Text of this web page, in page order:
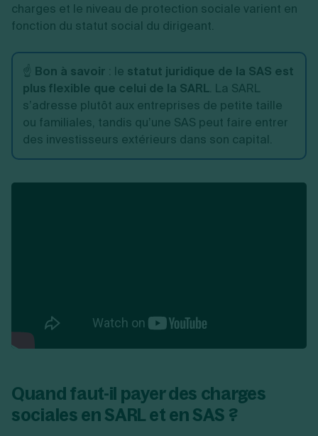
charges et le niveau de protection sociale varient en
fonction du statut social du dirigeant.
☝️ Bon à savoir : le statut juridique de la SAS est
plus flexible que celui de la SARL. La SARL
s’adresse plutôt aux entreprises de petite taille
ou familiales, tandis qu’une SAS peut faire entrer
des investisseurs extérieurs dans son capital.
Quand faut-il payer des charges
sociales en SARL et en SAS ?